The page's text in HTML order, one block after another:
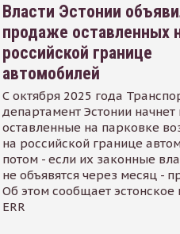
Власти Эстонии
продаже оставленных
российской границе
автомобилей
С октября 2025 года
департамент Эстонии
оставленные на парковке
на российской границе
потом - если их законные
не объявятся через месяц -
Об этом сообщает эстонское
ERR